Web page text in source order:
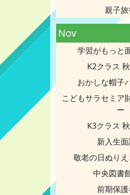
親子
Nov
学習がもっと
K2クラス
おかしな帽子
こどもサラセミア
ー
K3クラス
新入生
敬老の日ぬり
中央図書
前期保